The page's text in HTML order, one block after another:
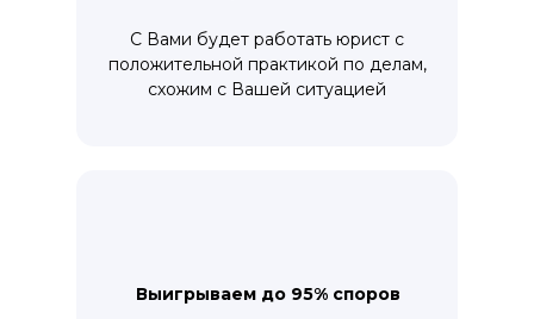
С Вами будет работать юрист с
положительной практикой по делам,
схожим с Вашей ситуацией
Выигрываем до 95% споров